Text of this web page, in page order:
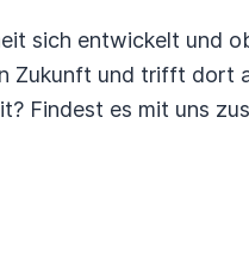
sich entwickelt und
Zukunft und trifft dort
Findest es mit uns